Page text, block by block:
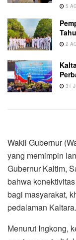
5
2
31
Wakil Gubernur
yang memimpin
Gubernur Kaltim,
bahwa
bagi masyarakat,
pedalaman Kaltara.
Menurut Ingkong,